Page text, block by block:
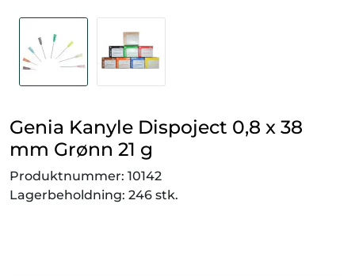
Genia Kanyle Dispoject 0,8 x 38
mm Grønn 21 g
Produktnummer: 10142
Lagerbeholdning: 246 stk.
Gammalt nytt